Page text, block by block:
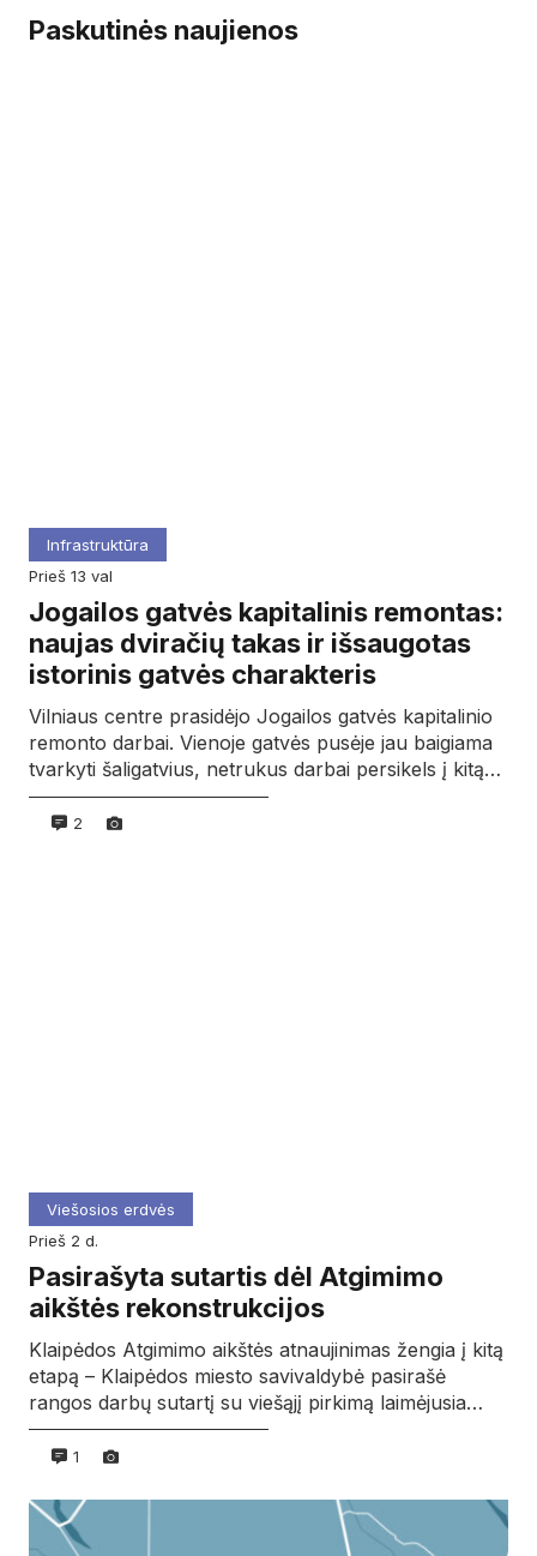
Paskutinės naujienos
Infrastruktūra
prieš 13 val
Jogailos gatvės kapitalinis remontas:
naujas dviračių takas ir išsaugotas
istorinis gatvės charakteris
Vilniaus centre prasidėjo Jogailos gatvės kapitalinio
remonto darbai. Vienoje gatvės pusėje jau baigiama
tvarkyti šaligatvius, netrukus darbai persikels į kitą…
2
Viešosios erdvės
prieš 2 d.
Pasirašyta sutartis dėl Atgimimo
aikštės rekonstrukcijos
Klaipėdos Atgimimo aikštės atnaujinimas žengia į kitą
etapą – Klaipėdos miesto savivaldybė pasirašė
rangos darbų sutartį su viešąjį pirkimą laimėjusia…
1